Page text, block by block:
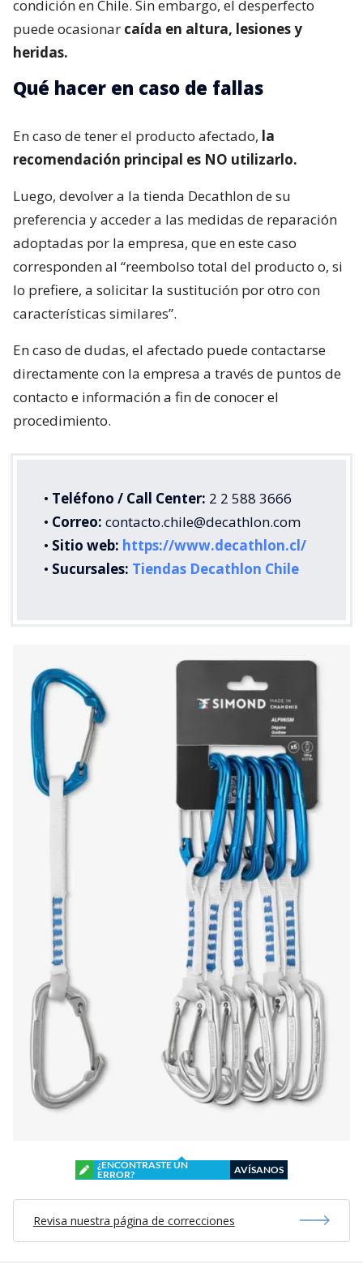
condición en Chile. Sin embargo, el desperfecto
puede ocasionar caída en altura, lesiones y
heridas.
Qué hacer en caso de fallas
En caso de tener el producto afectado, la
recomendación principal es NO utilizarlo.
Luego, devolver a la tienda Decathlon de su
preferencia y acceder a las medidas de reparación
adoptadas por la empresa, que en este caso
corresponden al “reembolso total del producto o, si
lo prefiere, a solicitar la sustitución por otro con
características similares”.
En caso de dudas, el afectado puede contactarse
directamente con la empresa a través de puntos de
contacto e información a fin de conocer el
procedimiento.
• Teléfono / Call Center: 2 2 588 3666
• Correo: contacto.chile@decathlon.com
• Sitio web: https://www.decathlon.cl/
• Sucursales: Tiendas Decathlon Chile
¿ENCONTRASTE UN
ERROR?
AVÍSANOS
Revisa nuestra página de correcciones